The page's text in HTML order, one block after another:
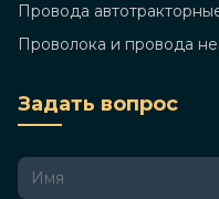
Провода
Проволока и провода
Задать вопрос